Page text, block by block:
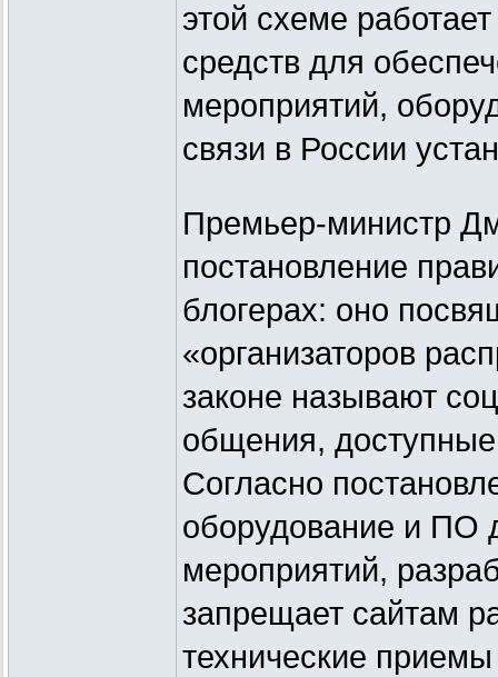
этой схеме
средств для
мероприятий,
связи в России
Премьер-министр
постановление
блогерах: оно
«организаторов
законе называют
общения,
Согласно
оборудование и ПО
мероприятий,
запрещает сайтам
технические